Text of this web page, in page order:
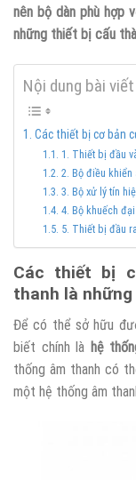
nên bộ dàn phù hợp
những thiết bị cấu
Nội dung bài viết
Các thiết bị cơ bản
1. Thiết bị đầu
2. Bộ điều khiển
3. Bộ xử lý tín
4. Bộ khuếch
5. Thiết bị đầu ra
Các thiết bị
thanh là những
Để có thể sở hữu
biết chính là hệ
thống âm thanh có
một hệ thống âm